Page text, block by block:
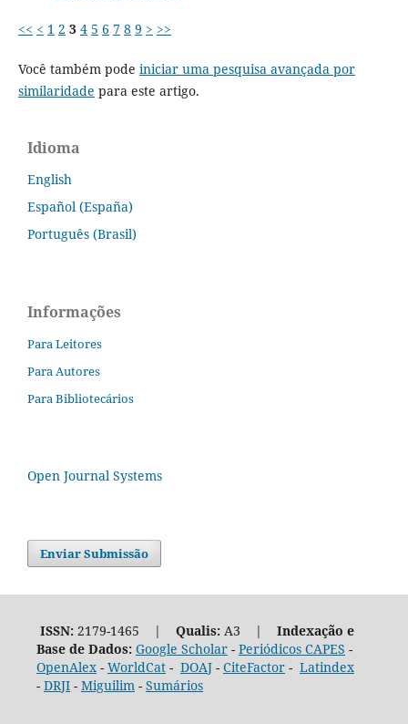
<< < 1 2 3 4 5 6 7 8 9 > >>
Você também pode iniciar uma pesquisa avançada por
similaridade para este artigo.
Idioma
English
Español (España)
Português (Brasil)
Informações
Para Leitores
Para Autores
Para Bibliotecários
Open Journal Systems
Enviar Submissão
ISSN:2179-1465 | Qualis:A3 | Indexação e
Base de Dados: Google Scholar- Periódicos CAPES -
OpenAlex- WorldCat- DOAJ- CiteFactor- Latindex
- DRJI- Miguilim - Sumários